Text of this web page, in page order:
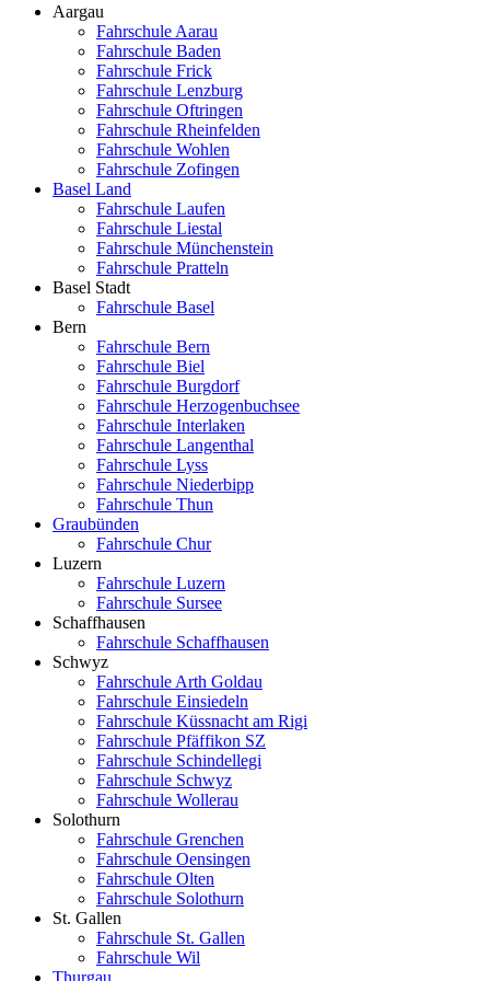
Aargau
Fahrschule Aarau
Fahrschule Baden
Fahrschule Frick
Fahrschule Lenzburg
Fahrschule Oftringen
Fahrschule Rheinfelden
Fahrschule Wohlen
Fahrschule Zofingen
Basel Land
Fahrschule Laufen
Fahrschule Liestal
Fahrschule Münchenstein
Fahrschule Pratteln
Basel Stadt
Fahrschule Basel
Bern
Fahrschule Bern
Fahrschule Biel
Fahrschule Burgdorf
Fahrschule Herzogenbuchsee
Fahrschule Interlaken
Fahrschule Langenthal
Fahrschule Lyss
Fahrschule Niederbipp
Fahrschule Thun
Graubünden
Fahrschule Chur
Luzern
Fahrschule Luzern
Fahrschule Sursee
Schaffhausen
Fahrschule Schaffhausen
Schwyz
Fahrschule Arth Goldau
Fahrschule Einsiedeln
Fahrschule Küssnacht am Rigi
Fahrschule Pfäffikon SZ
Fahrschule Schindellegi
Fahrschule Schwyz
Fahrschule Wollerau
Solothurn
Fahrschule Grenchen
Fahrschule Oensingen
Fahrschule Olten
Fahrschule Solothurn
St. Gallen
Fahrschule St. Gallen
Fahrschule Wil
Thurgau